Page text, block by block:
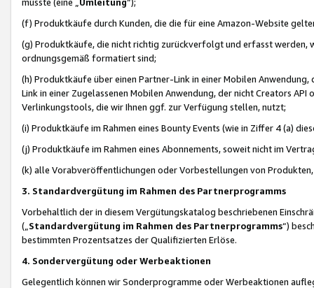
(f) Produktkäufe durch Kunden, die die für eine Amazon-Website
(g) Produktkäufe, die nicht richtig zurückverfolgt und erfasst werden,
ordnungsgemäß formatiert sind;
(h) Produktkäufe über einen Partner-Link in einer Mobilen
Link in einer Zugelassenen Mobilen Anwendung, der nicht Creators
Verlinkungstools, die wir Ihnen ggf. zur Verfügung stellen, nutzt;
(i) Produktkäufe im Rahmen eines Bounty Events (wie in Ziffer 4 (a)
(j) Produktkäufe im Rahmen eines Abonnements, soweit nicht im
(k) alle Vorabveröffentlichungen oder Vorbestellungen von
3. Standardvergütung im Rahmen des Partnerprogramms
Vorbehaltlich der in diesem Vergütungskatalog beschriebenen
(„ Standardvergütung im Rahmen des Partnerprogramms“)
bestimmten Prozentsatzes der Qualifizierten Erlöse.
4. Sondervergütung oder Werbeaktionen
Gelegentlich können wir Sonderprogramme oder Werbeaktionen